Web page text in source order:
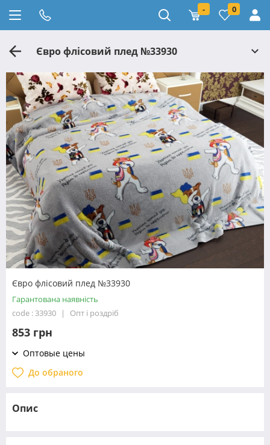
- 0
Євро флісовий плед №33930
Євро флісовий плед №33930
Гарантована наявність
code : 33930
Опт і роздріб
853 грн
Оптовые цены
До обраного
Опис